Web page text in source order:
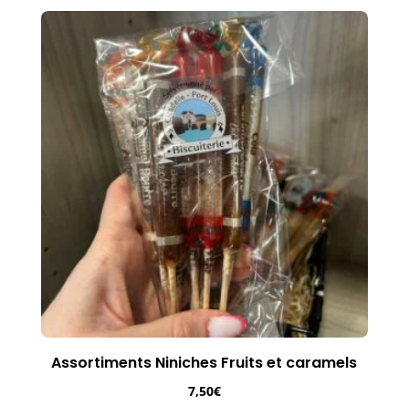
Assortiments Niniches Fruits et caramels
7,50€